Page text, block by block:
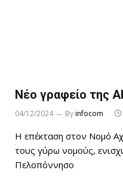
Νέο γραφείο της
04/12/2024 Byinfocom
Η επέκταση στον Νομό
τους γύρω νομούς,
Πελοπόννησο